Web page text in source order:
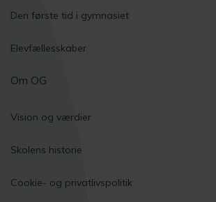
Den første tid i gymnasiet
Elevfællesskaber
Om OG
Vision og værdier
Skolens historie
Cookie- og privatlivspolitik